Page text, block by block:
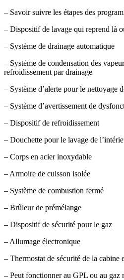
– Savoir suivre les étapes des
– Dispositif de lavage qui reprend là
– Système de drainage automatique
– Système de condensation des
refroidissement par drainage
– Système d’alerte pour le nettoyage
– Système d’avertissement de
– Dispositif de refroidissement
– Douchette pour le lavage de
– Corps en acier inoxydable
– Armoire de cuisson isolée
– Système de combustion fermé
– Brûleur de prémélange
– Dispositif de sécurité pour le gaz
– Allumage électronique
– Thermostat de sécurité de la cabine
– Peut fonctionner au GPL ou au gaz